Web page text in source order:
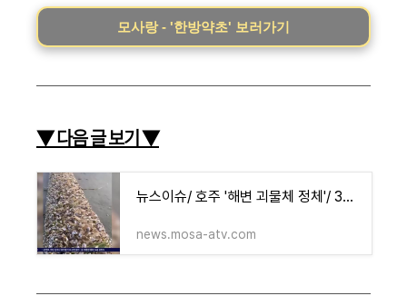
모사랑 - '한방약초' 보러가기
▼ 다음 글 보기 ▼
뉴스이슈/ 호주 '해변 괴물체 정체'/ 3m 길이의 기이한 투명 줄기/ SBS
news.mosa-atv.com